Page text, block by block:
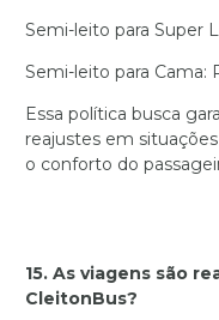
Semi-leito para Super
Semi-leito para Cama:
Essa política busca
reajustes em
o conforto do
15. As viagens são
CleitonBus?